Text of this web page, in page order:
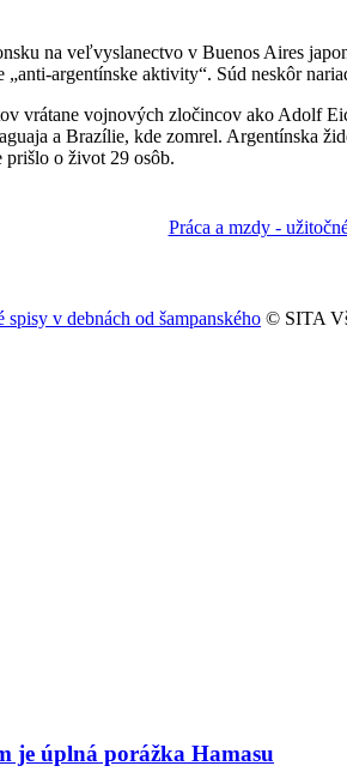
na veľvyslanectvo v Buenos Aires
argentínske aktivity“. Súd neskôr
vrátane vojnových zločincov ako Adolf
a Brazílie, kde zomrel.
o život 29 osôb.
v debnách od šampanského © SITA
je úplná porážka Hamasu